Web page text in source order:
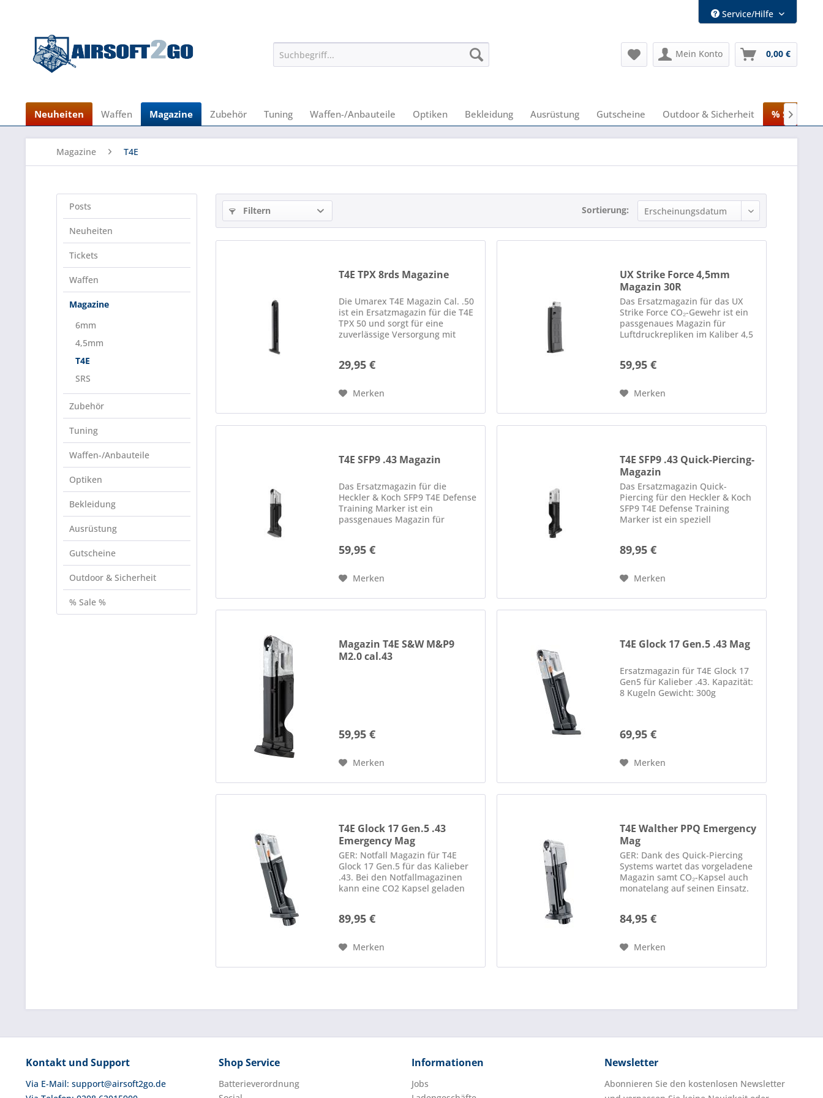
Service/Hilfe
Mein Konto 0,00 €
Neuheiten Waffen Magazine Zubehör Tuning Waffen-/Anbauteile Optiken Bekleidung Ausrüstung Gutscheine Outdoor & Sicherheit % Sale %

Magazine T4E
Posts
Neuheiten
Tickets
Waffen
Magazine
6mm
4,5mm
T4E
SRS
Zubehör
Tuning
Waffen-/Anbauteile
Optiken
Bekleidung
Ausrüstung
Gutscheine
Outdoor & Sicherheit
% Sale %
Filtern Sortierung:
T4E TPX 8rds Magazine
Die Umarex T4E Magazin Cal. .50
ist ein Ersatzmagazin für die T4E
TPX 50 und sorgt für eine
zuverlässige Versorgung mit
Gefertigt aus robusten
29,95 €
Merken
UX Strike Force 4,5mm
Magazin 30R
Das Ersatzmagazin für das UX
Strike Force CO₂-Gewehr ist ein
passgenaues Magazin für
Luftdruckrepliken im Kaliber 4,5
CO₂-Gewehr entwickelt und sorgt
59,95 €
Merken
T4E SFP9 .43 Magazin
Das Ersatzmagazin für die
Heckler & Koch SFP9 T4E Defense
Training Marker ist ein
passgenaues Magazin für
.43. Es wurde speziell für den
entwickelt und...
59,95 €
Merken
T4E SFP9 .43 Quick-Piercing-
Magazin
Das Ersatzmagazin Quick-
Piercing für den Heckler & Koch
SFP9 T4E Defense Training
Marker ist ein speziell
Markierungsmarker im Kaliber
integrierte Quick-Piercing-
System,...
89,95 €
Merken
Magazin T4E S&W M&P9
M2.0 cal.43
59,95 €
Merken
T4E Glock 17 Gen.5 .43 Mag
Ersatzmagazin für T4E Glock 17
Gen5 für Kalieber .43. Kapazität:
8 Kugeln Gewicht: 300g
69,95 €
Merken
T4E Glock 17 Gen.5 .43
Emergency Mag
GER: Notfall Magazin für T4E
Glock 17 Gen.5 für das Kalieber
.43. Bei den Notfallmagazinen
kann eine CO2 Kapsel geladen
werden. Bei einer Notfallsituation
89,95 €
Merken
T4E Walther PPQ Emergency
Mag
GER: Dank des Quick-Piercing
Systems wartet das vorgeladene
Magazin samt CO₂-Kapsel auch
monatelang auf seinen Einsatz.
Schlag auf den Magazinboden
sofort...
84,95 €
Merken
Kontakt und Support
Via E-Mail: support@airsoft2go.de
Shop Service
Batterieverordnung
Informationen
Jobs
Newsletter
Abonnieren Sie den kostenlosen Newsletter